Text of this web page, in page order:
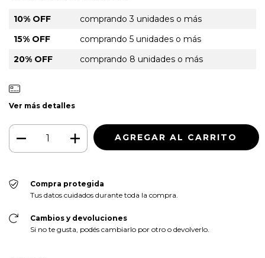
10% OFF
comprando 3 unidades o más
15% OFF
comprando 5 unidades o más
20% OFF
comprando 8 unidades o más
Ver más detalles
Compra protegida
Tus datos cuidados durante toda la compra.
Cambios y devoluciones
Si no te gusta, podés cambiarlo por otro o devolverlo.